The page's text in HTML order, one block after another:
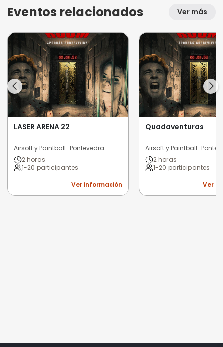
Eventos relacionados Ver más
LASER ARENA 22
Airsoft y Paintball · Pontevedra
2 horas
1-20 participantes
Ver información
Quadaventuras
Airsoft y Paintball ·
2 horas
1-20 participantes
Ver